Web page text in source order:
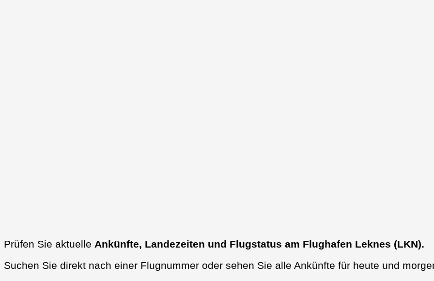
Prüfen Sie aktuelle Ankünfte, Landezeiten und Flugstatus am Flughafen Leknes (LKN).
Suchen Sie direkt nach einer Flugnummer oder sehen Sie alle Ankünfte für heute und